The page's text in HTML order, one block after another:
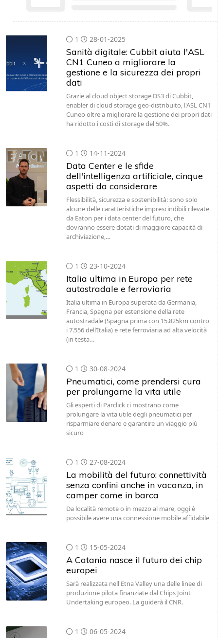
1 28-01-2025
Sanità digitale: Cubbit aiuta l'ASL
CN1 Cuneo a migliorare la
gestione e la sicurezza dei propri
dati
Grazie al cloud object storage DS3 di Cubbit,
enabler di cloud storage geo-distribuito, l'ASL CN1
Cuneo oltre a migliorare la gestione dei propri dati
ha ridotto i costi di storage del 50%.
1 14-11-2024
Data Center e le sfide
dell'intelligenza artificiale, cinque
aspetti da considerare
Flessibilità, sicurezza e sostenibilità: sono solo
alcune delle caratteristiche imprescindibili rilevate
da Eaton per i data center del futuro, che
dovranno essere dotati di maggiore capacità di
archiviazione,…
1 23-10-2024
Italia ultima in Europa per rete
autostradale e ferroviaria
Italia ultima in Europa superata da Germania,
Francia, Spagna per estensione della rete
autostradale (Spagna prima con 15.825km contro
i 7.556 dell’Italia) e rete ferroviaria ad alta velocità
(in testa…
1 30-08-2024
Pneumatici, come prendersi cura
per prolungarne la vita utile
Gli esperti di Parclick ci mostrano come
prolungare la vita utile degli pneumatici per
risparmiare denaro e garantire un viaggio più
sicuro
1 27-08-2024
La mobilità del futuro: connettività
senza confini anche in vacanza, in
camper come in barca
Da località remote o in mezzo al mare, oggi è
possibile avere una connessione mobile affidabile
1 15-05-2024
A Catania nasce il futuro dei chip
europei
Sarà realizzata nell'Etna Valley una delle linee di
produzione pilota finanziate dal Chips Joint
Undertaking europeo. La guiderà il CNR.
1 06-05-2024